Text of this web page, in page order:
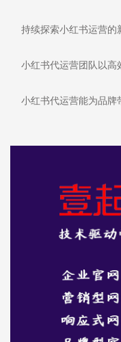
持续探索小红书运营的
小红书代运营团队以高
小红书代运营能为品牌